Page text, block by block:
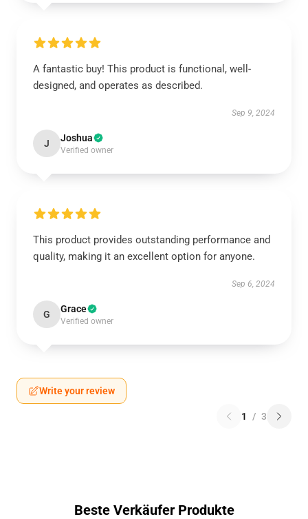
A fantastic buy! This product is functional, well-
designed, and operates as described.
Sep 9, 2024
J Joshua
Verified owner
This product provides outstanding performance and
quality, making it an excellent option for anyone.
Sep 6, 2024
G Grace
Verified owner
Write your review
1 / 3
Beste Verkäufer Produkte